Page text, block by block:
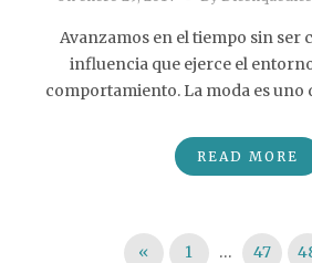
Avanzamos en el tiempo sin ser
influencia que ejerce el
comportamiento. La moda es uno
READ MORE
Paginación de
« 1 … 47